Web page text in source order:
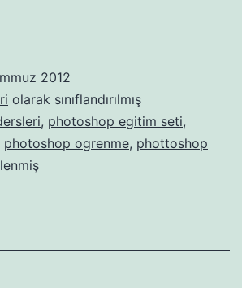
2012
olarak sınıflandırılmış
, photoshop egitim seti,
photoshop ogrenme, phottoshop